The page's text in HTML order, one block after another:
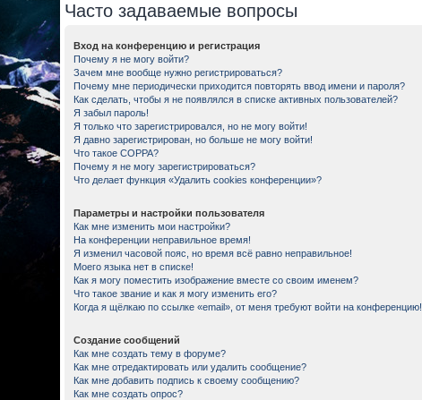
Часто задаваемые вопросы
Вход на конференцию и регистрация
Почему я не могу войти?
Зачем мне вообще нужно регистрироваться?
Почему мне периодически приходится повторять ввод имени и пароля?
Как сделать, чтобы я не появлялся в списке активных пользователей?
Я забыл пароль!
Я только что зарегистрировался, но не могу войти!
Я давно зарегистрирован, но больше не могу войти!
Что такое COPPA?
Почему я не могу зарегистрироваться?
Что делает функция «Удалить cookies конференции»?
Параметры и настройки пользователя
Как мне изменить мои настройки?
На конференции неправильное время!
Я изменил часовой пояс, но время всё равно неправильное!
Моего языка нет в списке!
Как я могу поместить изображение вместе со своим именем?
Что такое звание и как я могу изменить его?
Когда я щёлкаю по ссылке «email», от меня требуют войти на конференцию!
Создание сообщений
Как мне создать тему в форуме?
Как мне отредактировать или удалить сообщение?
Как мне добавить подпись к своему сообщению?
Как мне создать опрос?